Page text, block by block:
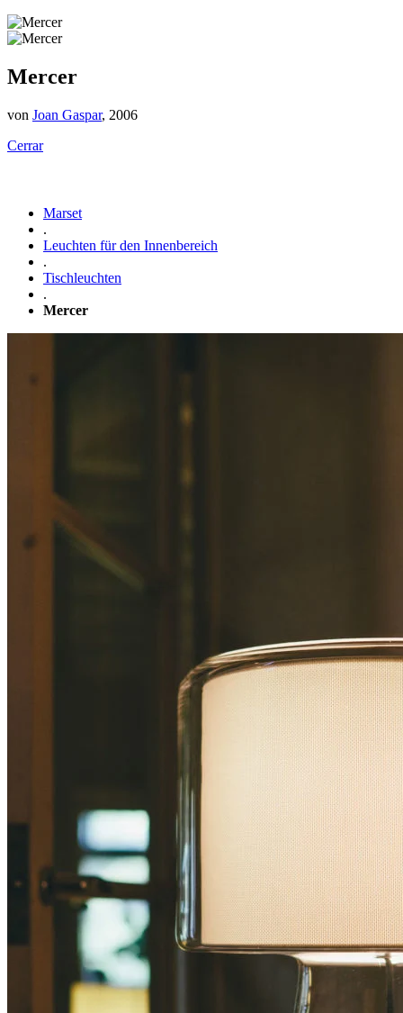
Mercer
von Joan Gaspar, 2006
Cerrar
Marset
.
Leuchten für den Innenbereich
.
Tischleuchten
.
Mercer